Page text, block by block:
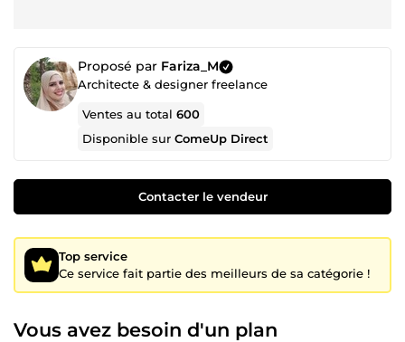
Proposé par Fariza_M
Architecte & designer freelance
Ventes au total600
Disponible surComeUp Direct
Contacter le vendeur
Top service
Ce service fait partie des meilleurs de sa catégorie !
Vous avez besoin d'un plan